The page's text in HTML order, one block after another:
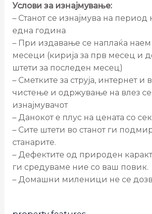
Услови за изнајмување:
– Станот се изнајмува на период
една година
– При издавање се наплаќа наем
месеци (кирија за прв месец и
штети за последен месец)
– Сметките за струја, интернет и
чистење и одржување на влез се
изнајмувачот
– Данокот е плус на цената со
– Сите штети во станот ги
станарите.
– Дефектите од природен
ги средуваме ние со ваш повик.
– Домашни миленици не се